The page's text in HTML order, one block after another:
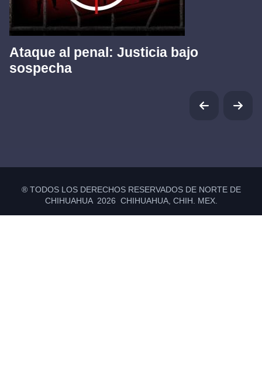
Ataque al penal: Justicia bajo
sospecha
® TODOS LOS DERECHOS RESERVADOS DE NORTE DE
CHIHUAHUA 2026 CHIHUAHUA, CHIH. MEX.